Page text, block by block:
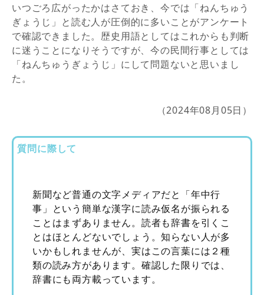
いつごろ広がったかはさておき、今では「ねんちゅう
ぎょうじ」と読む人が圧倒的に多いことがアンケート
で確認できました。歴史用語としてはこれからも判断
に迷うことになりそうですが、今の民間行事としては
「ねんちゅうぎょうじ」にして問題ないと思いまし
た。
（2024年08月05日）
質問に際して
新聞など普通の文字メディアだと「年中行
事」という簡単な漢字に読み仮名が振られる
ことはまずありません。読者も辞書を引くこ
とはほとんどないでしょう。知らない人が多
いかもしれませんが、実はこの言葉には２種
類の読み方があります。確認した限りでは、
辞書にも両方載っています。